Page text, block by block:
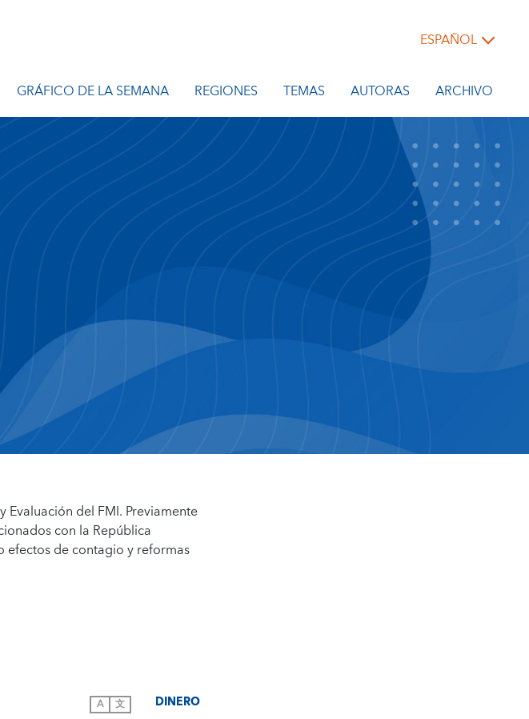
ESPAÑOL
GRÁFICO DE LA SEMANA REGIONES TEMAS AUTORAS ARCHIVO
Evaluación del FMI. Previamente
con la República
efectos de contagio y reformas
A 文 DINERO